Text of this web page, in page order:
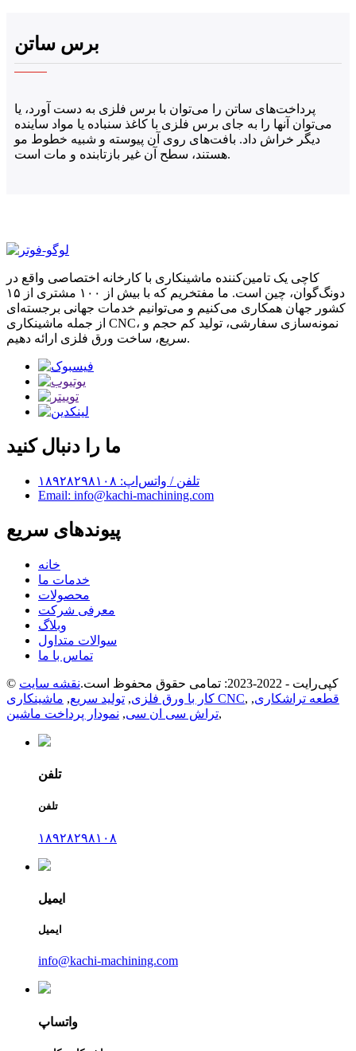
برس ساتن
پرداخت‌های ساتن را می‌توان با برس فلزی به دست آورد، یا
می‌توان آنها را به جای برس فلزی با کاغذ سنباده یا مواد ساینده
دیگر خراش داد. بافت‌های روی آن پیوسته و شبیه خطوط مو
هستند، سطح آن غیر بازتابنده و مات است.
کاچی یک تامین‌کننده ماشینکاری با کارخانه اختصاصی واقع در
دونگ‌گوان، چین است. ما مفتخریم که با بیش از ۱۰۰ مشتری از ۱۵
کشور جهان همکاری می‌کنیم و می‌توانیم خدمات جهانی برجسته‌ای
از جمله ماشینکاری CNC، نمونه‌سازی سفارشی، تولید کم حجم و
سریع، ساخت ورق فلزی ارائه دهیم.
ما را دنبال کنید
تلفن / واتس‌اپ: ۱۸۹۲۸۲۹۸۱۰۸
Email: info@kachi-machining.com
پیوندهای سریع
خانه
خدمات ما
محصولات
معرفی شرکت
وبلاگ
سوالات متداول
تماس با ما
© کپی‌رایت - 2022-2023: تمامی حقوق محفوظ است.
نقشه سایت
کار با ورق فلزی, تولید سریع, ماشینکاری CNC, قطعه تراشکاری,
تراش سی ان سی, نمودار پرداخت ماشین ,
تلفن
تلفن
۱۸۹۲۸۲۹۸۱۰۸
ایمیل
ایمیل
info@kachi-machining.com
واتساپ